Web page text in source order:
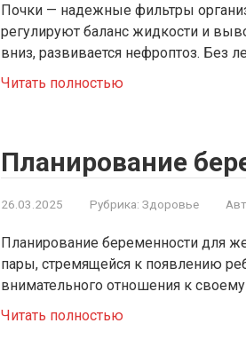
Почки — надежные фильтры
регулируют баланс жидкости и
вниз, развивается нефроптоз. Без
Читать полностью
Планирование
26.03.2025 Рубрика: Здоровье
Планирование беременности для
пары, стремящейся к появлению
внимательного отношения к
Читать полностью